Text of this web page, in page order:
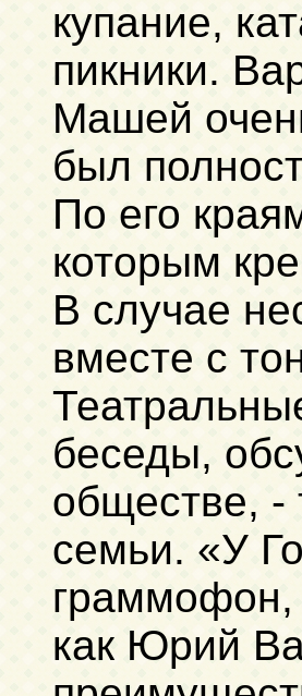
купание,
пикники.
Машей
был
По его
которым
В случае
вместе с
беседы,
обществе, -
семьи. «У
граммофон,
как Юрий